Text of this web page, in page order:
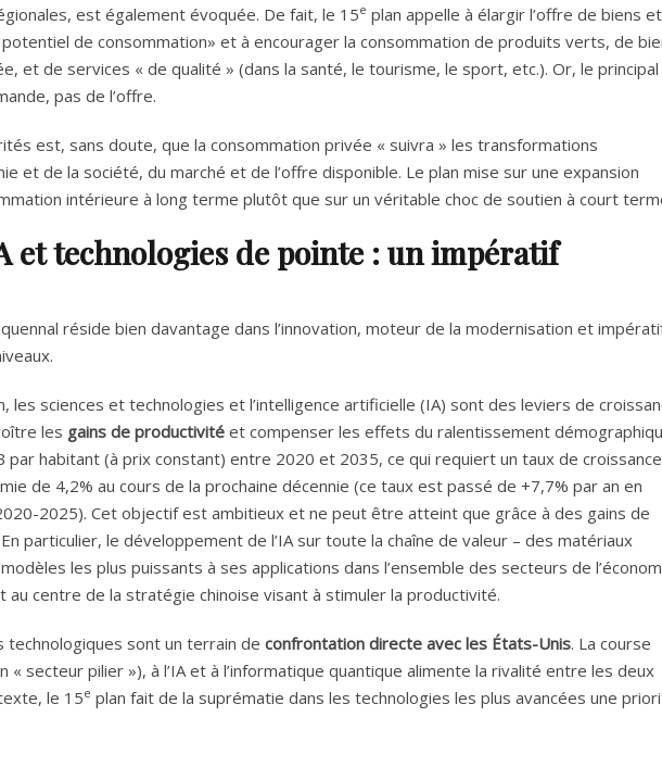
est également évoquée. De fait, le 15e plan appelle à élargir l’offre de biens et
de consommation» et à encourager la consommation de produits verts, de
et de services « de qualité » (dans la santé, le tourisme, le sport, etc.). Or, le principal
pas de l’offre.
est, sans doute, que la consommation privée « suivra » les transformations
et de la société, du marché et de l’offre disponible. Le plan mise sur une expansion
intérieure à long terme plutôt que sur un véritable choc de soutien à court
et technologies de pointe : un impératif
réside bien davantage dans l’innovation, moteur de la modernisation et
les sciences et technologies et l’intelligence artificielle (IA) sont des leviers de
les gains de productivité et compenser les effets du ralentissement
par habitant (à prix constant) entre 2020 et 2035, ce qui requiert un taux de croissance
de 4,2% au cours de la prochaine décennie (ce taux est passé de +7,7% par an en
2025). Cet objectif est ambitieux et ne peut être atteint que grâce à des gains de
particulier, le développement de l’IA sur toute la chaîne de valeur – des matériaux
les plus puissants à ses applications dans l’ensemble des secteurs de
au centre de la stratégie chinoise visant à stimuler la productivité.
technologiques sont un terrain de confrontation directe avec les États-Unis. La course
« secteur pilier »), à l’IA et à l’informatique quantique alimente la rivalité entre les deux
le 15e plan fait de la suprématie dans les technologies les plus avancées une